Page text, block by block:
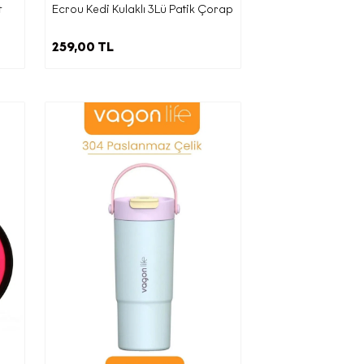
Ecrou Kedi Kulaklı 3Lü Patik Çorap
259,00 TL
11.
her